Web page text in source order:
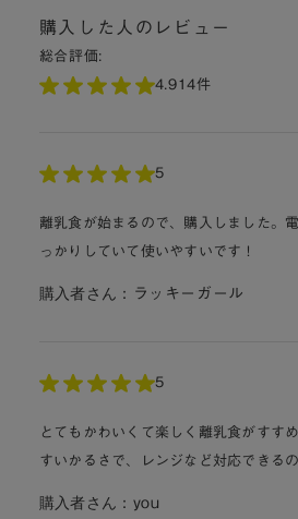
購入した人のレビュー
総合評価:
4.914件
5
離乳食が始まるので、購入しました。
っかりしていて使いやすいです！
購入者さん： ラッキーガール
5
とてもかわいくて楽しく離乳食がすす
すいかるさで、レンジなど対応できる
購入者さん： you